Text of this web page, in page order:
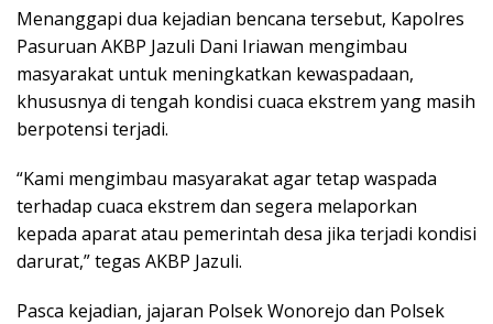
Menanggapi dua kejadian bencana tersebut, Kapolres
Pasuruan AKBP Jazuli Dani Iriawan mengimbau
masyarakat untuk meningkatkan kewaspadaan,
khususnya di tengah kondisi cuaca ekstrem yang masih
berpotensi terjadi.
“Kami mengimbau masyarakat agar tetap waspada
terhadap cuaca ekstrem dan segera melaporkan
kepada aparat atau pemerintah desa jika terjadi kondisi
darurat,” tegas AKBP Jazuli.
Pasca kejadian, jajaran Polsek Wonorejo dan Polsek